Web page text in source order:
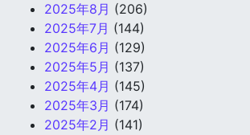
2025年8月 (206)
2025年7月 (144)
2025年6月 (129)
2025年5月 (137)
2025年4月 (145)
2025年3月 (174)
2025年2月 (141)